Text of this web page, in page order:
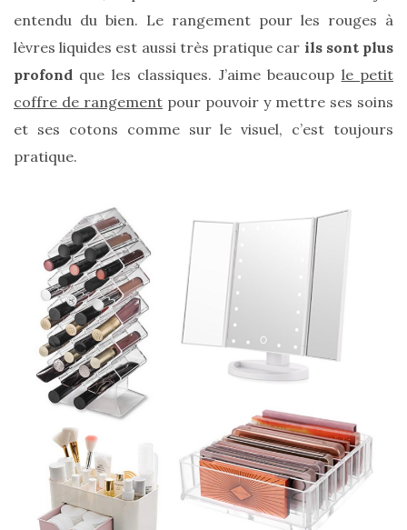
printemps
été
2026
:
ma
chic
pratique
quotidien
Zoom
entendu du bien. Le rangement pour les rouges à
lèvres liquides est aussi très pratique car ils sont plus
profond que les classiques. J’aime beaucoup le petit
coffre de rangement pour pouvoir y mettre ses soins
et ses cotons comme sur le visuel, c’est toujours
pratique.